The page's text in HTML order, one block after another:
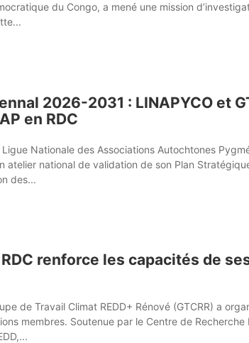
du Congo, a mené une mission
2026-2031 : LINAPYCO et
en RDC
Nationale des Associations Autochtones
atelier national de validation de son Plan
des...
RDC renforce les capacités de
de Travail Climat REDD+ Rénové (GTCRR) a
membres. Soutenue par le Centre de